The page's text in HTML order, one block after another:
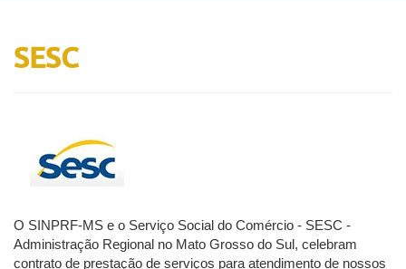
SESC
O SINPRF-MS e o Serviço Social do Comércio - SESC -
Administração Regional no Mato Grosso do Sul, celebram
contrato de prestação de serviços para atendimento de nossos